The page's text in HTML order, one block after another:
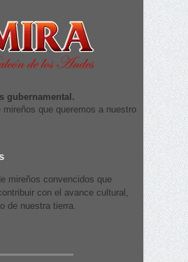
gubernamental.
mireños que queremos a nuestro
mireños convencidos que
con el avance cultural,
de nuestra tierra.